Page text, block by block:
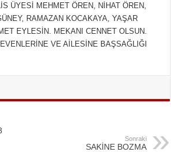
ÜYESİ MEHMET ÖREN, NİHAT ÖREN,
RAMAZAN KOCAKAYA, YAŞAR
EYLESİN. MEKANI CENNET OLSUN.
VE AİLESİNE BAŞSAĞLIĞI
Sonraki
SAKİNE BOZMA